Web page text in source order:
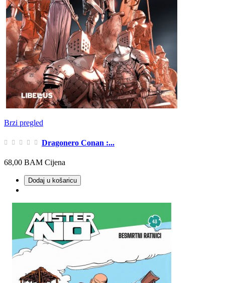
Brzi pregled
Dragonero Conan :...
68,00 BAM Cijena
Dodaj u košaricu